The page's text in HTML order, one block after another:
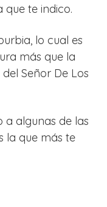
que te indico.
lo cual es
más que la
Señor De Los
a algunas de las
la que más te